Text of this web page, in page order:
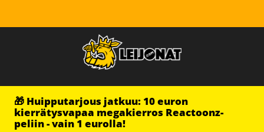
🎁 Huipputarjous jatkuu: 10 euron
kierrätysvapaa megakierros Reactoonz-
peliin - vain 1 eurolla!